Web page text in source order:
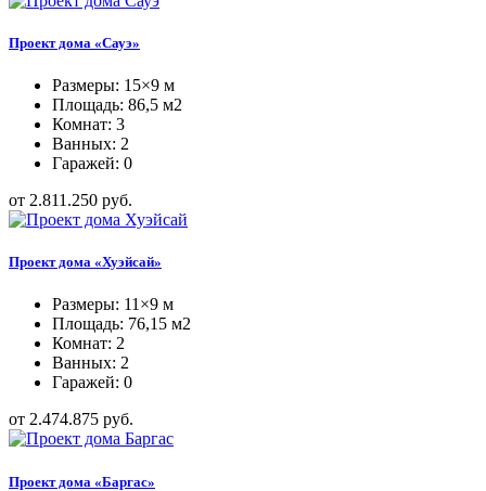
Проект дома «Сауэ»
Размеры: 15×9 м
Площадь: 86,5 м2
Комнат: 3
Ванных: 2
Гаражей: 0
от 2.811.250 руб.
Проект дома «Хуэйсай»
Размеры: 11×9 м
Площадь: 76,15 м2
Комнат: 2
Ванных: 2
Гаражей: 0
от 2.474.875 руб.
Проект дома «Баргас»